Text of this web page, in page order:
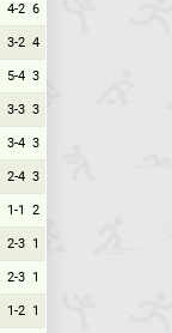
4-2 6
3-2 4
5-4 3
3-3 3
3-4 3
2-4 3
1-1 2
2-3 1
2-3 1
1-2 1